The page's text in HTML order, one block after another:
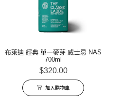
布萊迪 經典 單一麥芽 威士忌 NAS
700ml
$320.00
加入購物車